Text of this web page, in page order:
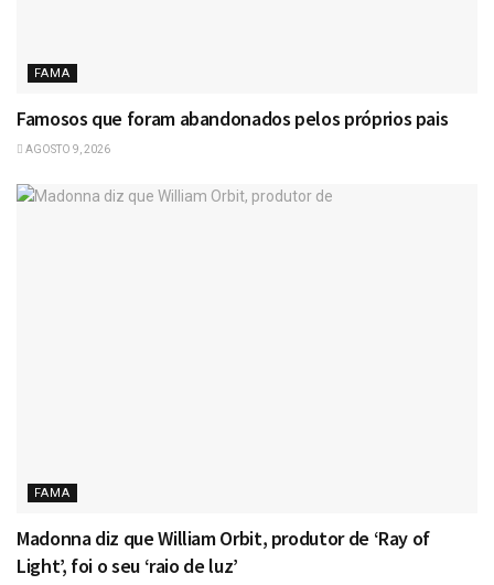
FAMA
Famosos que foram abandonados pelos próprios pais
AGOSTO 9, 2026
FAMA
Madonna diz que William Orbit, produtor de ‘Ray of
Light’, foi o seu ‘raio de luz’